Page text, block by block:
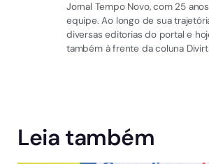
Jornal Tempo Novo, com 25
equipe. Ao longo de sua
diversas editorias do portal e
também à frente da coluna
Leia também